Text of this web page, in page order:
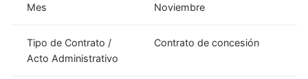
Mes Noviembre
Tipo de Contrato /
Acto Administrativo
Contrato de concesión